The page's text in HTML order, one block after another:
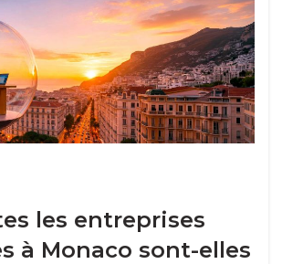
les entreprises
à Monaco sont-elles